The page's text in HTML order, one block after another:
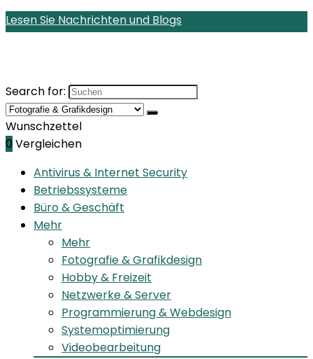
Lesen Sie Nachrichten und Blogs
Search for:
Wunschzettel
0 Vergleichen
Antivirus & Internet Security
Betriebssysteme
Büro & Geschäft
Mehr
Mehr
Fotografie & Grafikdesign
Hobby & Freizeit
Netzwerke & Server
Programmierung & Webdesign
Systemoptimierung
Videobearbeitung